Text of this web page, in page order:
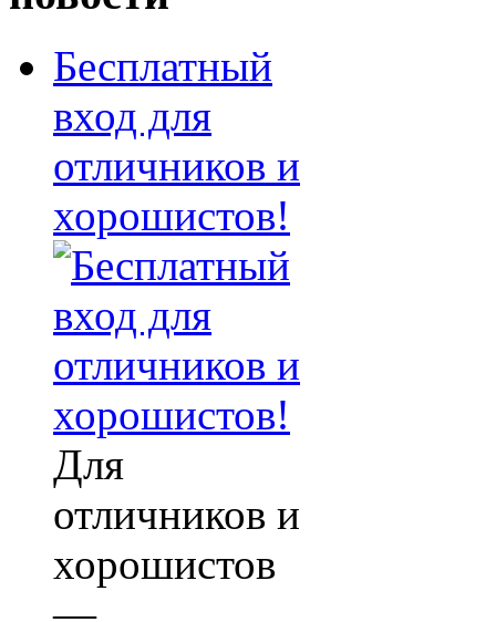
Бесплатный
вход для
отличников и
хорошистов!
Для
отличников и
хорошистов